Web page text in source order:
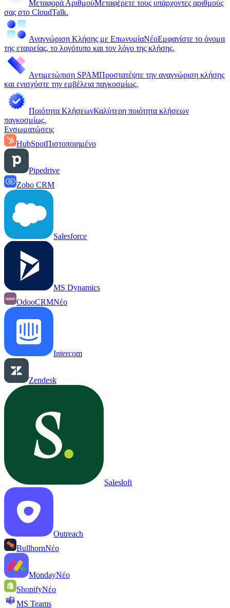
Μεταφορά ΑριθμούΜεταφέρετε τους υπάρχοντες αριθμούς
σας στο CloudTalk.
Αναγνώριση Κλήσης με ΕπωνυμίαΝέοΕμφανίστε το όνομα
της εταιρείας, το λογότυπο και τον λόγο της κλήσης.
Αντιμετώπιση SPAMΠροστατέψτε την αναγνώριση κλήσης
και ενισχύστε την εμβέλεια παγκοσμίως.
Ποιότητα ΚλήσεωνΚαλύτερη ποιότητα κλήσεων
παγκοσμίως.
Ενσωματώσεις
HubSpotΠιστοποιημένο
Pipedrive
Zoho CRM
Salesforce
MS Dynamics
OdooCRMΝέο
Intercom
Zendesk
Salesloft
Outreach
BullhornΝέο
MondayΝέο
ShopifyΝέο
MS Teams